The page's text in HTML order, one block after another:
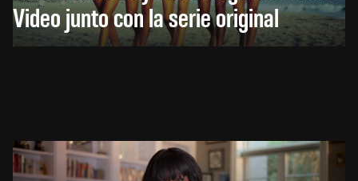
Video junto con la serie original